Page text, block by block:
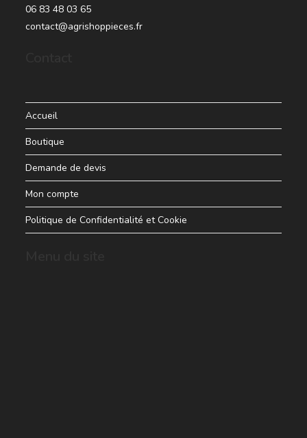
06 83 48 03 65
contact@agrishoppieces.fr
Accueil
Boutique
Demande de devis
Mon compte
Politique de Confidentialité et Cookie